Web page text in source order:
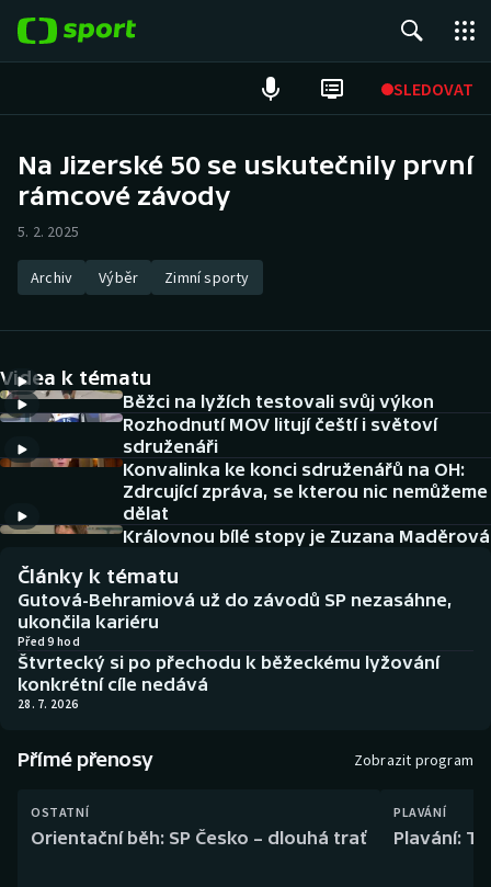
SLEDOVAT
Hokej
Atletika
DALŠÍ SPORTY
Americký fotbal
Baseball a softbal
Biatlon
Boby a skeleton
Curling
Dostihy
NEPŘEHLÉDNĚTE
Aplikace ČT sport
AZ kvíz
Na Jizerské 50 se uskutečnily první
rámcové závody
5. 2. 2025
Archiv Výběr Zimní sporty
Videa k tématu
Běžci na lyžích testovali svůj výkon
Rozhodnutí MOV litují čeští i světoví
sdruženáři
Konvalinka ke konci sdruženářů na OH:
Zdrcující zpráva, se kterou nic nemůžeme
dělat
Královnou bílé stopy je Zuzana Maděrová
Články k tématu
Gutová-Behramiová už do závodů SP nezasáhne,
ukončila kariéru
Před 9 hod
Štvrtecký si po přechodu k běžeckému lyžování
konkrétní cíle nedává
28. 7. 2026
Přímé přenosy Zobrazit program
OSTATNÍ
Orientační běh: SP Česko – dlouhá trať
PLAVÁNÍ
Plavání: